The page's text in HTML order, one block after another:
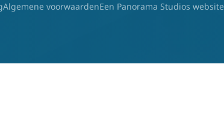
Algemene voorwaardenEen Panorama Studios website